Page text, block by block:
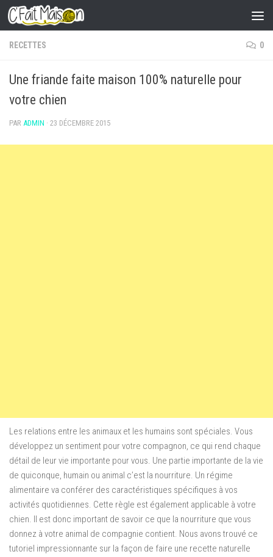
Skip to content
RECETTES 0
Une friande faite maison 100% naturelle pour
votre chien
PAR ADMIN · 23 DÉCEMBRE 2015
Les relations entre les animaux et les humains sont spéciales. Vous
développez un sentiment pour votre compagnon, ce qui rend chaque
détail de leur vie importante pour vous. Une partie importante de la vie
de quiconque, humain ou animal c’est la nourriture. Un régime
alimentaire va conférer des caractéristiques spécifiques à vos
activités quotidiennes. Cette règle est également applicable à votre
chien. Il est donc important de savoir ce que la nourriture que vous
donnez à votre animal de compagnie contient. Nous avons trouvé ce
tutoriel impressionnante sur la façon de faire une recette naturelle